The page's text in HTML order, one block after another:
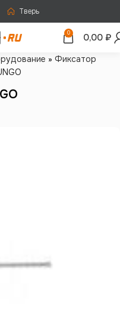
Тверь
0 0,00 ₽
» Фиксатор